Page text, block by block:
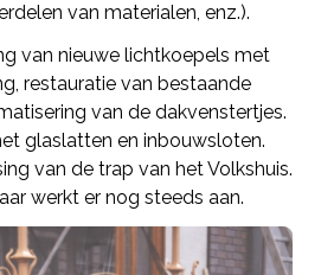
van materialen, enz.).
van nieuwe lichtkoepels met
restauratie van bestaande
van de dakvenstertjes.
glaslatten en inbouwsloten.
van de trap van het Volkshuis.
werkt er nog steeds aan.